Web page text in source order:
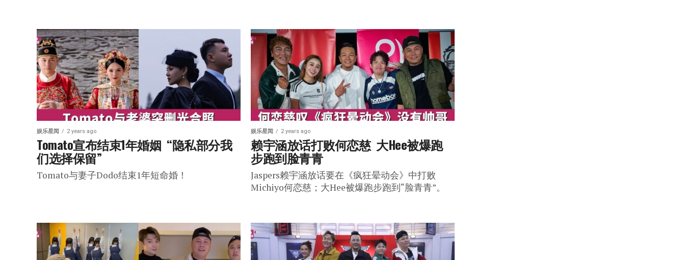
娱乐星闻 2 years ago
Tomato宣布结束1年婚姻  “隐私部分我
们选择保留”
Tomato与妻子Dodo结束1年短命婚！
娱乐星闻 2 years ago
赖宇涵放话打败何恋慈  大Hee被爆跑
步跑到脸青青
Jaspers赖宇涵放话要在《疯狂晕动会》中打败
Michiyo何恋慈；大Hee被爆跑步跑到“脸青青”。